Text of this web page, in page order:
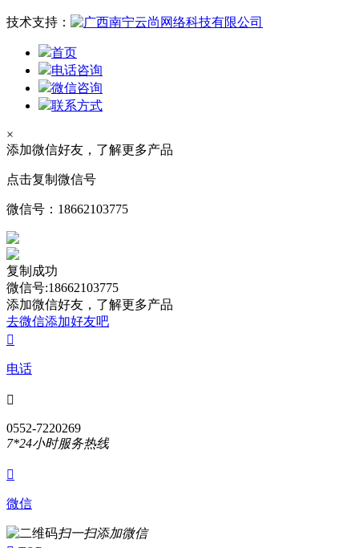
技术支持：
首页
电话咨询
微信咨询
联系方式
×
添加微信好友，了解更多产品
点击复制微信号
微信号： 18662103775
复制成功
微信号:18662103775
添加微信好友，了解更多产品
去微信添加好友吧

电话

0552-7220269
7*24小时服务热线

微信
扫一扫添加微信